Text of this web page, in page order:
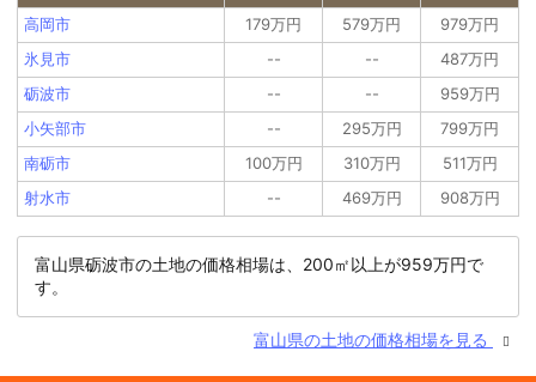
高岡市 179万円 579万円
979万円
氷見市
-- --
487万円
砺波市
-- --
959万円
小矢部市
-- 295万円
799万円
南砺市
100万円 310万円
511万円
射水市
-- 469万円 908万円
富山県砺波市の土地の価格相場は、200㎡以上が959万円で
す。
富山県の土地の価格相場を見る